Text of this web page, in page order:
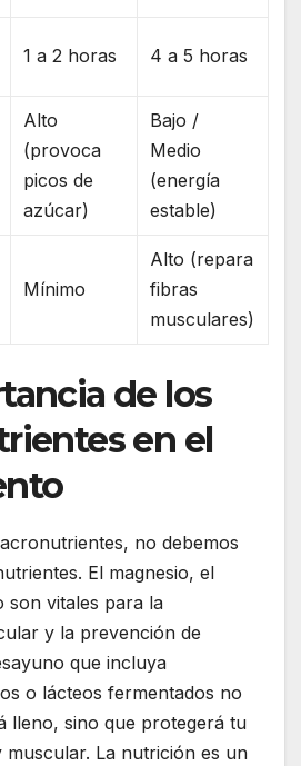
1 a 2 horas 4 a 5 horas
Alto
(provoca
picos de
azúcar)
Bajo /
Medio
(energía
estable)
Mínimo
Alto (repara
fibras
musculares)
de los
en el
no debemos
El magnesio, el
son vitales para la
y la prevención de
que incluya
o lácteos fermentados no
lleno, sino que protegerá tu
La nutrición es un